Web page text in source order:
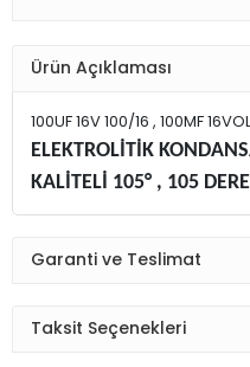
Ürün Açıklaması
100UF 16V 100/16 , 100MF
ELEKTROLİTİK
KALİTELİ 105° , 105
Garanti ve Teslimat
Taksit Seçenekleri